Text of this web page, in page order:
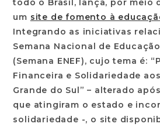
todo o Brasil, lança, por meio
um site de fomento à
Integrando as iniciativas
Semana Nacional de
(Semana ENEF), cujo tema é:
Financeira e Solidariedade
Grande do Sul” – alterado
que atingiram o estado e
solidariedade -, o site